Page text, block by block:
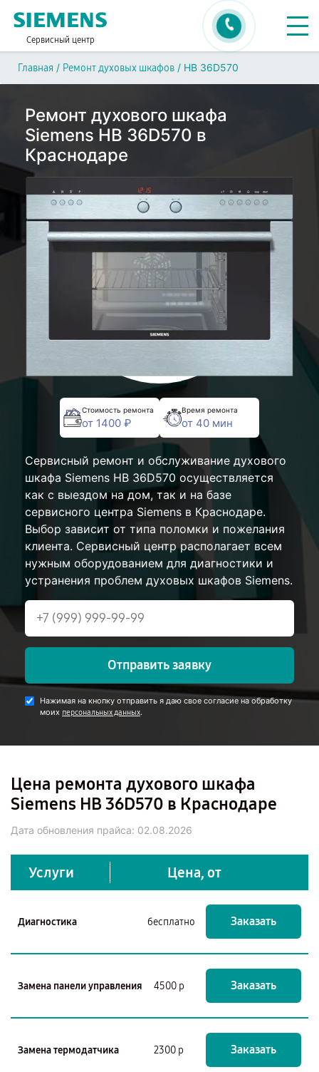
Сервисный центр
Главная / Ремонт духовых шкафов / HB 36D570
Ремонт духового шкафа
Siemens HB 36D570 в
Краснодаре
Стоимость ремонта
от 1400 ₽
Время ремонта
от 40 мин
Сервисный ремонт и обслуживание духового
шкафа Siemens HB 36D570 осуществляется
как с выездом на дом, так и на базе
сервисного центра Siemens в Краснодаре.
Выбор зависит от типа поломки и пожелания
клиента. Сервисный центр располагает всем
нужным оборудованием для диагностики и
устранения проблем духовых шкафов Siemens.
Отправить заявку
Нажимая на кнопку отправить я даю свое согласие на обработку
моих персональных данных.
Цена ремонта духового шкафа
Siemens HB 36D570 в Краснодаре
Дата обновления прайса: 02.08.2026
Услуги Цена, от
Диагностика бесплатно Заказать
Замена панели управления 4500 р Заказать
Замена термодатчика 2300 р Заказать